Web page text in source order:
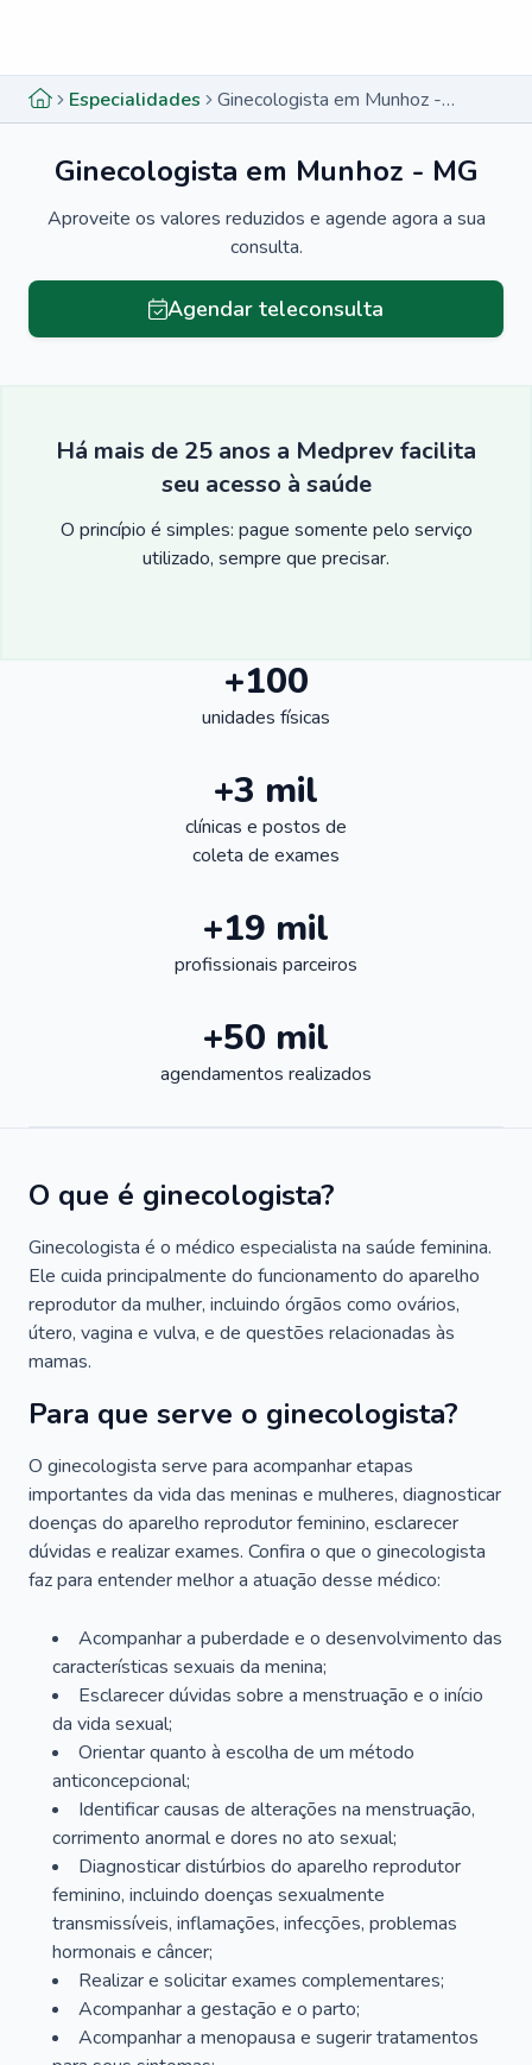
Especialidades Ginecologista em Munhoz - MG
Ginecologista em Munhoz - MG
Aproveite os valores reduzidos e agende agora a sua
consulta.
Agendar teleconsulta
Há mais de 25 anos a Medprev facilita
seu acesso à saúde
O princípio é simples: pague somente pelo serviço
utilizado, sempre que precisar.
+100
unidades físicas
+3 mil
clínicas e postos de
coleta de exames
+19 mil
profissionais parceiros
+50 mil
agendamentos realizados
O que é ginecologista?
Ginecologista é o médico especialista na saúde feminina.
Ele cuida principalmente do funcionamento do aparelho
reprodutor da mulher, incluindo órgãos como ovários,
útero, vagina e vulva, e de questões relacionadas às
mamas.
Para que serve o ginecologista?
O ginecologista serve para acompanhar etapas
importantes da vida das meninas e mulheres, diagnosticar
doenças do aparelho reprodutor feminino, esclarecer
dúvidas e realizar exames. Confira o que o ginecologista
faz para entender melhor a atuação desse médico:
Acompanhar a puberdade e o desenvolvimento das
características sexuais da menina;
Esclarecer dúvidas sobre a menstruação e o início
da vida sexual;
Orientar quanto à escolha de um método
anticoncepcional;
Identificar causas de alterações na menstruação,
corrimento anormal e dores no ato sexual;
Diagnosticar distúrbios do aparelho reprodutor
feminino, incluindo doenças sexualmente
transmissíveis, inflamações, infecções, problemas
hormonais e câncer;
Realizar e solicitar exames complementares;
Acompanhar a gestação e o parto;
Acompanhar a menopausa e sugerir tratamentos